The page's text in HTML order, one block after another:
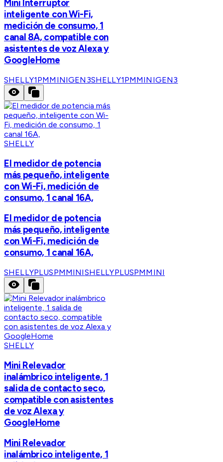
Mini Interruptor
inteligente con Wi-Fi,
medición de consumo, 1
canal 8A, compatible con
asistentes de voz Alexa y
GoogleHome
SHELLY1PMMINIGEN3SHELLY1PMMINIGEN3
SHELLY
El medidor de potencia
más pequeño, inteligente
con Wi-Fi, medición de
consumo, 1 canal 16A,
El medidor de potencia
más pequeño, inteligente
con Wi-Fi, medición de
consumo, 1 canal 16A,
SHELLYPLUSPMMINISHELLYPLUSPMMINI
SHELLY
Mini Relevador
inalámbrico inteligente, 1
salida de contacto seco,
compatible con asistentes
de voz Alexa y
GoogleHome
Mini Relevador
inalámbrico inteligente, 1